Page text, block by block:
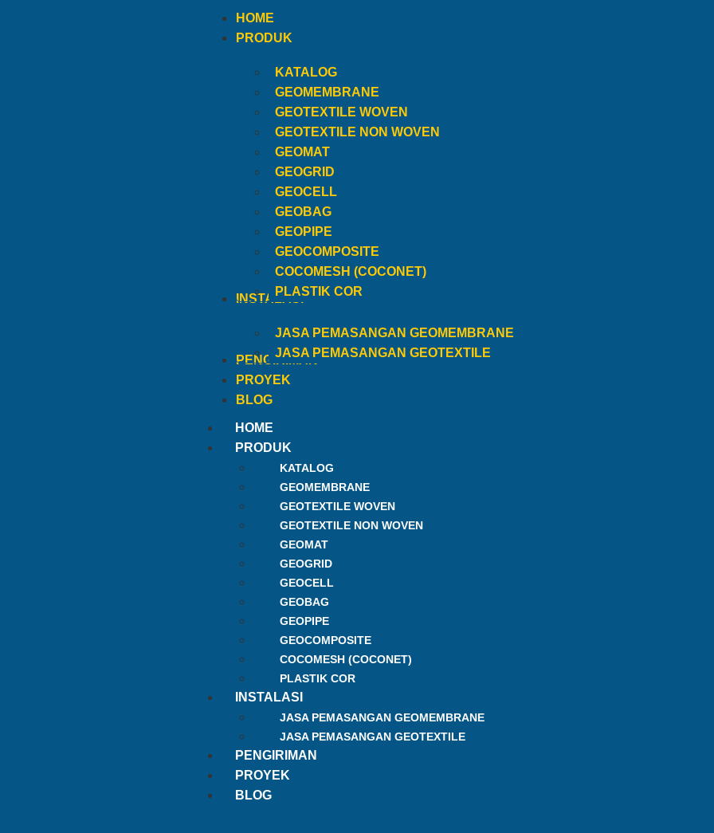
HOME
PRODUK
KATALOG
GEOMEMBRANE
GEOTEXTILE WOVEN
GEOTEXTILE NON WOVEN
GEOMAT
GEOGRID
GEOCELL
GEOBAG
GEOPIPE
GEOCOMPOSITE
COCOMESH (COCONET)
PLASTIK COR
INSTALASI
JASA PEMASANGAN GEOMEMBRANE
JASA PEMASANGAN GEOTEXTILE
PENGIRIMAN
PROYEK
BLOG
HOME
PRODUK
KATALOG
GEOMEMBRANE
GEOTEXTILE WOVEN
GEOTEXTILE NON WOVEN
GEOMAT
GEOGRID
GEOCELL
GEOBAG
GEOPIPE
GEOCOMPOSITE
COCOMESH (COCONET)
PLASTIK COR
INSTALASI
JASA PEMASANGAN GEOMEMBRANE
JASA PEMASANGAN GEOTEXTILE
PENGIRIMAN
PROYEK
BLOG